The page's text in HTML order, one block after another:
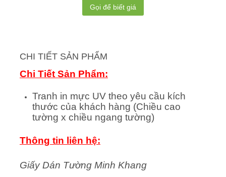
Gọi để biết giá
CHI TIẾT SẢN PHẨM
Chi Tiết Sản Phẩm:
Tranh in mực UV theo yêu cầu kích
thước của khách hàng (Chiều cao
tường x chiều ngang tường)
Thông tin liên hệ:
Giấy Dán Tường Minh Khang